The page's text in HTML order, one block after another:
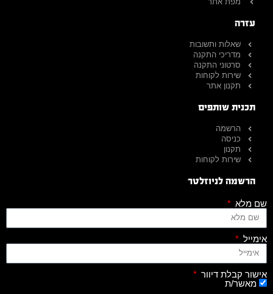
עזרה
שאלות ותשובות
מדריכי התקנה
סרטוני התקנה
שירות לקוחות
תקנון אתר
תכנית שותפים
הרשמה
כניסה
תקנון
שירות לקוחות
הרשמה לניוזלטר
שם מלא
אימייל
אישור קבלת דיוור
מאשר/ת